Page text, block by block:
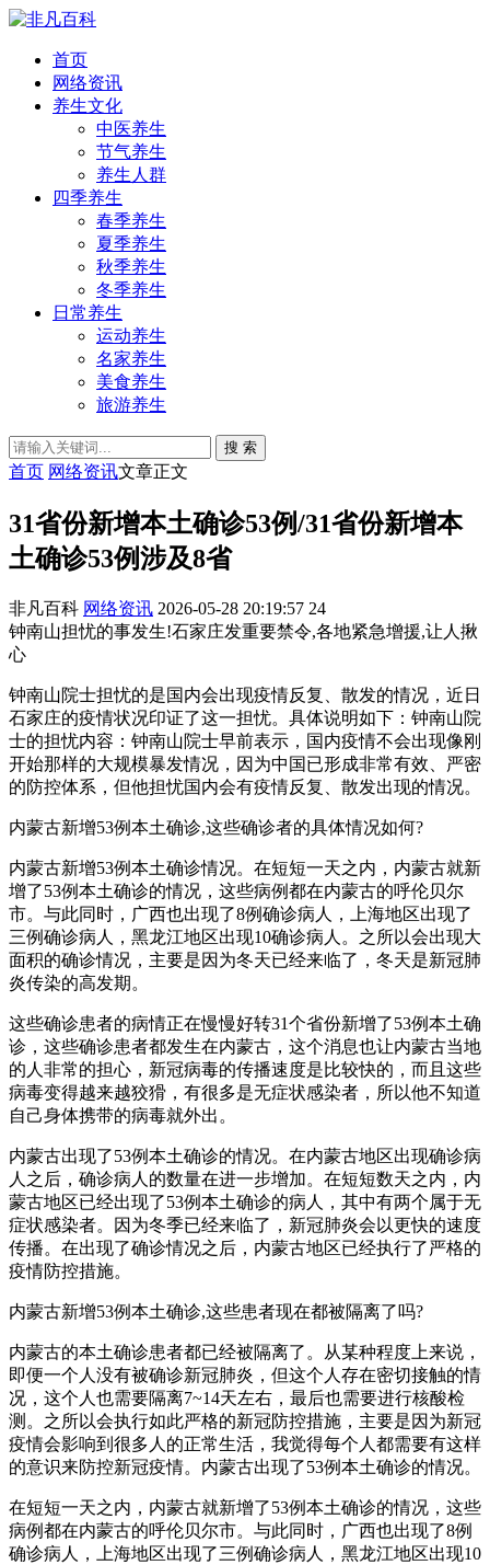
首页
网络资讯
养生文化
中医养生
节气养生
养生人群
四季养生
春季养生
夏季养生
秋季养生
冬季养生
日常养生
运动养生
名家养生
美食养生
旅游养生
搜 索
首页 网络资讯文章正文
31省份新增本土确诊53例/31省份新增本
土确诊53例涉及8省
非凡百科 网络资讯 2026-05-28 20:19:57 24
钟南山担忧的事发生!石家庄发重要禁令,各地紧急增援,让人揪
心
钟南山院士担忧的是国内会出现疫情反复、散发的情况，近日
石家庄的疫情状况印证了这一担忧。具体说明如下：钟南山院
士的担忧内容：钟南山院士早前表示，国内疫情不会出现像刚
开始那样的大规模暴发情况，因为中国已形成非常有效、严密
的防控体系，但他担忧国内会有疫情反复、散发出现的情况。
内蒙古新增53例本土确诊,这些确诊者的具体情况如何?
内蒙古新增53例本土确诊情况。在短短一天之内，内蒙古就新
增了53例本土确诊的情况，这些病例都在内蒙古的呼伦贝尔
市。与此同时，广西也出现了8例确诊病人，上海地区出现了
三例确诊病人，黑龙江地区出现10确诊病人。之所以会出现大
面积的确诊情况，主要是因为冬天已经来临了，冬天是新冠肺
炎传染的高发期。
这些确诊患者的病情正在慢慢好转31个省份新增了53例本土确
诊，这些确诊患者都发生在内蒙古，这个消息也让内蒙古当地
的人非常的担心，新冠病毒的传播速度是比较快的，而且这些
病毒变得越来越狡猾，有很多是无症状感染者，所以他不知道
自己身体携带的病毒就外出。
内蒙古出现了53例本土确诊的情况。在内蒙古地区出现确诊病
人之后，确诊病人的数量在进一步增加。在短短数天之内，内
蒙古地区已经出现了53例本土确诊的病人，其中有两个属于无
症状感染者。因为冬季已经来临了，新冠肺炎会以更快的速度
传播。在出现了确诊情况之后，内蒙古地区已经执行了严格的
疫情防控措施。
内蒙古新增53例本土确诊,这些患者现在都被隔离了吗?
内蒙古的本土确诊患者都已经被隔离了。从某种程度上来说，
即便一个人没有被确诊新冠肺炎，但这个人存在密切接触的情
况，这个人也需要隔离7~14天左右，最后也需要进行核酸检
测。之所以会执行如此严格的新冠防控措施，主要是因为新冠
疫情会影响到很多人的正常生活，我觉得每个人都需要有这样
的意识来防控新冠疫情。内蒙古出现了53例本土确诊的情况。
在短短一天之内，内蒙古就新增了53例本土确诊的情况，这些
病例都在内蒙古的呼伦贝尔市。与此同时，广西也出现了8例
确诊病人，上海地区出现了三例确诊病人，黑龙江地区出现10